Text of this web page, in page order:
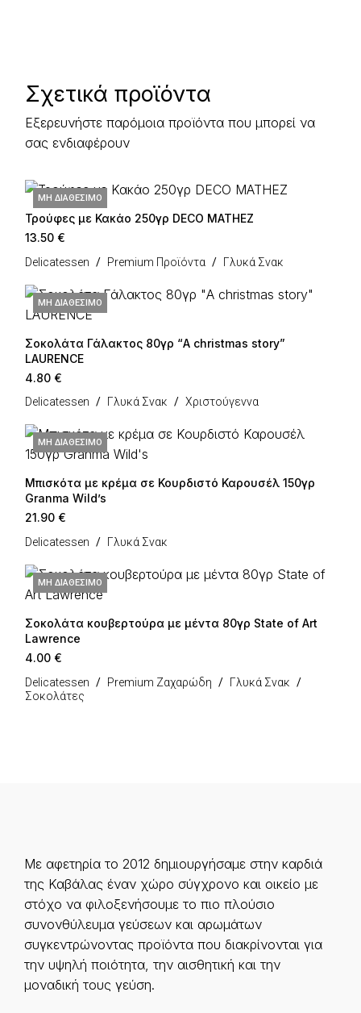
Σχετικά προϊόντα
Εξερευνήστε παρόμοια προϊόντα που μπορεί να
σας ενδιαφέρουν
ΜΗ ΔΙΑΘΈΣΙΜΟ
Τρούφες με Κακάο 250γρ DECO MATHEZ
13.50 €
Delicatessen Premium Προϊόντα Γλυκά Σνακ
ΜΗ ΔΙΑΘΈΣΙΜΟ
Σοκολάτα Γάλακτος 80γρ “A christmas story”
LAURENCE
4.80 €
Delicatessen Γλυκά Σνακ Χριστούγεννα
ΜΗ ΔΙΑΘΈΣΙΜΟ
Μπισκότα με κρέμα σε Κουρδιστό Καρουσέλ 150γρ
Granma Wild’s
21.90 €
Delicatessen Γλυκά Σνακ
ΜΗ ΔΙΑΘΈΣΙΜΟ
Σοκολάτα κουβερτούρα με μέντα 80γρ State of Art
Lawrence
4.00 €
Delicatessen Premium Ζαχαρώδη
Γλυκά Σνακ
Σοκολάτες
Με αφετηρία το 2012 δημιουργήσαμε στην καρδιά
της Καβάλας έναν χώρο σύγχρονο και οικείο με
στόχο να φιλοξενήσουμε το πιο πλούσιο
συνονθύλευμα γεύσεων και αρωμάτων
συγκεντρώνοντας προϊόντα που διακρίνονται για
την υψηλή ποιότητα, την αισθητική και την
μοναδική τους γεύση.